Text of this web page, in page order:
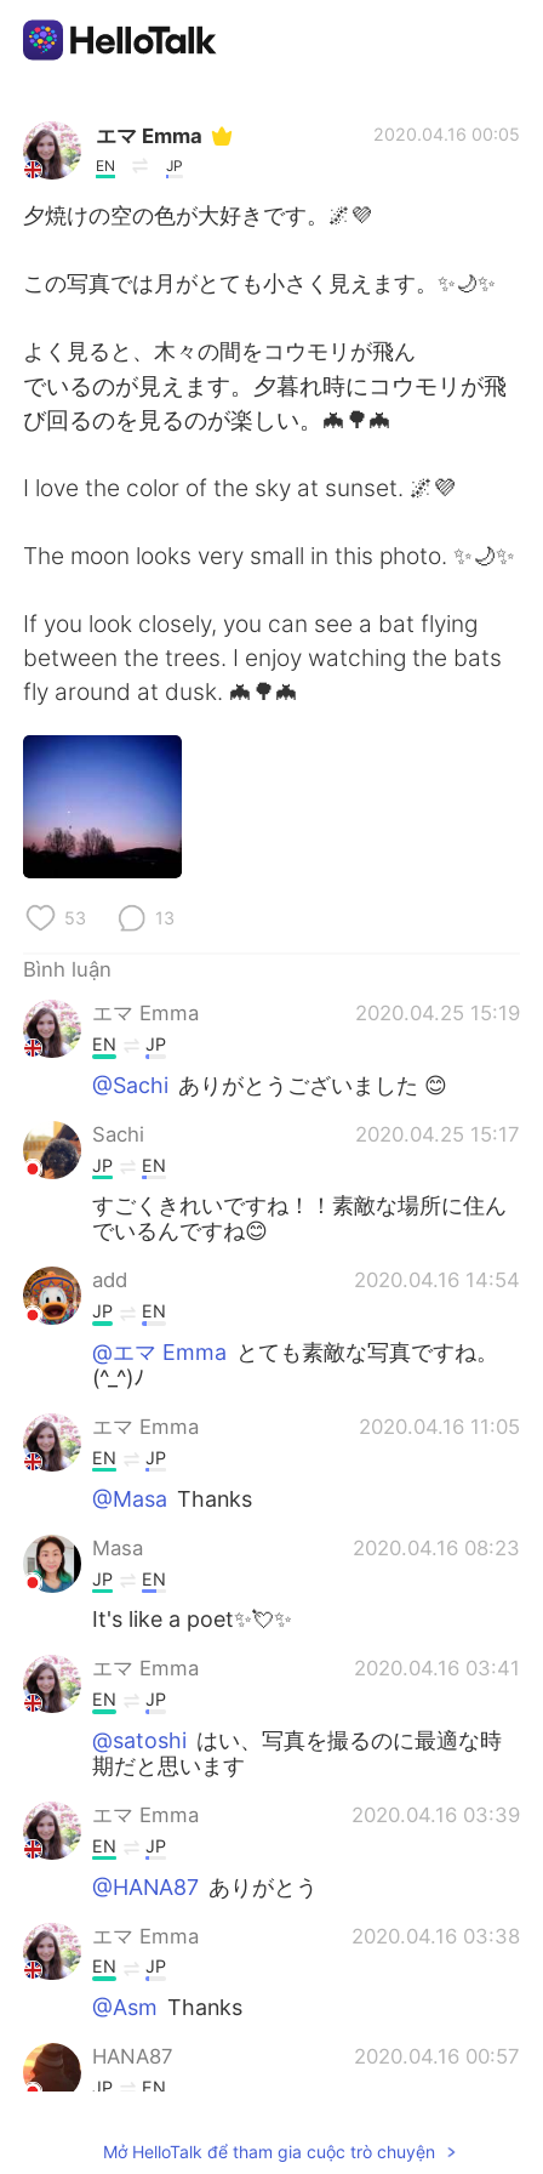
Ứng dụng trao đổi ngôn ngữ
AI Grammar Checker
English 简体中文
繁體中文 Español
العربية Français
Deutsch 日本語
한국어
ไทย Indonesia
Italiano
Português
エマ Emma
EN JP
2020.04.16 00:05
夕焼けの空の色が大好きです。🌌💜
この写真では月がとても小さく見えます。✨🌙✨
よく見ると、木々の間をコウモリが飛ん
でいるのが見えます。夕暮れ時にコウモリが飛
び回るのを見るのが楽しい。🦇🌳🦇
I love the color of the sky at sunset. 🌌💜
The moon looks very small in this photo. ✨🌙✨
If you look closely, you can see a bat flying
between the trees. I enjoy watching the bats
fly around at dusk. 🦇🌳🦇
53 13
Bình luận
エマ Emma
2020.04.25 15:19
EN JP
@Sachi ありがとうございました 😊
Sachi 2020.04.25 15:17
JP EN
すごくきれいですね！！素敵な場所に住ん
でいるんですね😊
add 2020.04.16 14:54
JP EN
@エマ Emma とても素敵な写真ですね。
(^_^)ﾉ
エマ Emma 2020.04.16 11:05
EN JP
@Masa Thanks
Masa 2020.04.16 08:23
JP EN
It's like a poet✨💘✨
エマ Emma 2020.04.16 03:41
EN JP
@satoshi はい、写真を撮るのに最適な時
期だと思います
エマ Emma 2020.04.16 03:39
EN JP
@HANA87 ありがとう
エマ Emma 2020.04.16 03:38
EN JP
@Asm Thanks
HANA87 2020.04.16 00:57
JP EN
Mở HelloTalk để tham gia cuộc trò chuyện